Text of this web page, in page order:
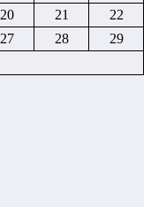
20 21
22
27 28
29